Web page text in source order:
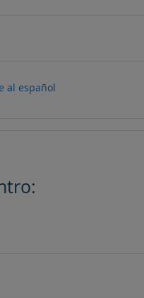
al españolURL